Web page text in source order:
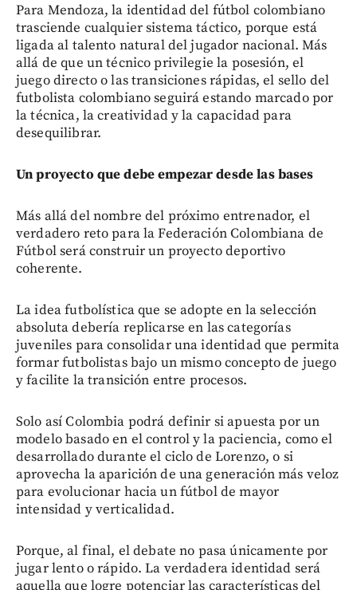
Para Mendoza, la identidad del fútbol colombiano
trasciende cualquier sistema táctico, porque está
ligada al talento natural del jugador nacional. Más
allá de que un técnico privilegie la posesión, el
juego directo o las transiciones rápidas, el sello del
futbolista colombiano seguirá estando marcado por
la técnica, la creatividad y la capacidad para
desequilibrar.
Un proyecto que debe empezar desde las bases
Más allá del nombre del próximo entrenador, el
verdadero reto para la Federación Colombiana de
Fútbol será construir un proyecto deportivo
coherente.
La idea futbolística que se adopte en la selección
absoluta debería replicarse en las categorías
juveniles para consolidar una identidad que permita
formar futbolistas bajo un mismo concepto de juego
y facilite la transición entre procesos.
Solo así Colombia podrá definir si apuesta por un
modelo basado en el control y la paciencia, como el
desarrollado durante el ciclo de Lorenzo, o si
aprovecha la aparición de una generación más veloz
para evolucionar hacia un fútbol de mayor
intensidad y verticalidad.
Porque, al final, el debate no pasa únicamente por
jugar lento o rápido. La verdadera identidad será
aquella que logre potenciar las características del